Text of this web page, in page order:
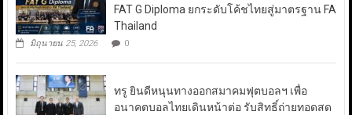
FAT G Diploma ยกระดับโค้ชไทยสู่มาตรฐาน FA
Thailand
มิถุนายน 25, 2026 0
ทรู ยินดีหนุนทางออกสมาคมฟุตบอลฯ เพื่อ
อนาคตบอลไทยเดินหน้าต่อ รับสิทธิ์ถ่ายทอดสด